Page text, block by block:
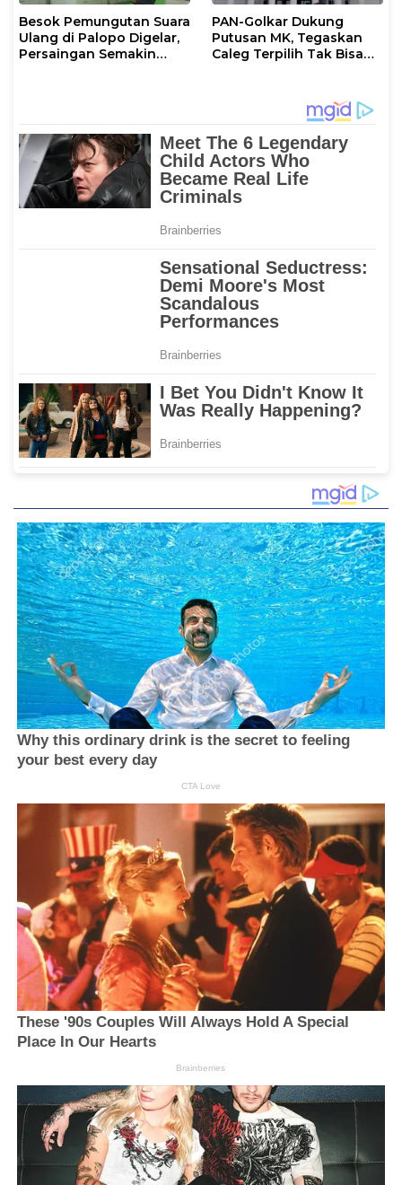
Besok Pemungutan Suara
Ulang di Palopo Digelar,
Persaingan Semakin
PAN-Golkar Dukung
Putusan MK, Tegaskan
Caleg Terpilih Tak Bisa